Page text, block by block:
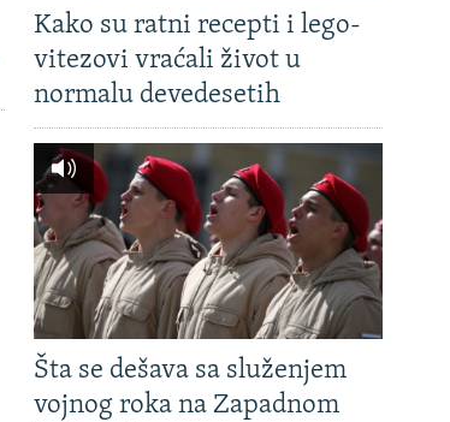
Kako su ratni recepti i lego-
vitezovi vraćali život u
normalu devedesetih
Šta se dešava sa služenjem
vojnog roka na Zapadnom